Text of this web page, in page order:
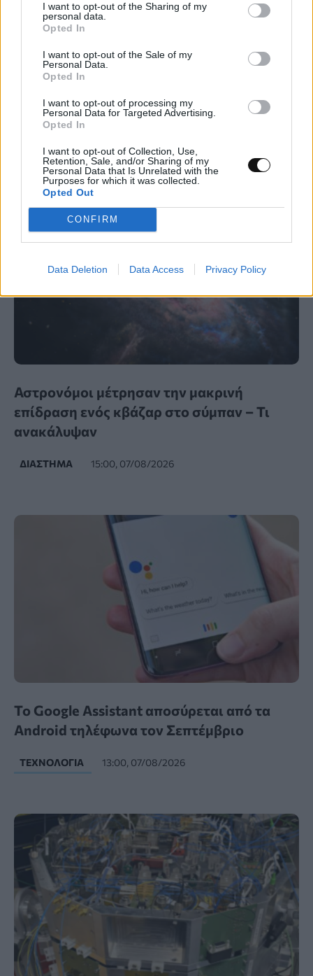
I want to opt-out of the Sharing of my
personal data.
Opted In
I want to opt-out of the Sale of my
Personal Data.
Opted In
I want to opt-out of processing my
Personal Data for Targeted Advertising.
Opted In
I want to opt-out of Collection, Use,
Retention, Sale, and/or Sharing of my
Personal Data that Is Unrelated with the
Purposes for which it was collected.
Opted Out
CONFIRM
Data Deletion Data Access Privacy Policy
AI μοντέλο της Meta απέκτησε πρόσβαση
ευπάθεια κατά τη διάρκεια δοκιμής
ΤΕΧΝΟΛΟΓΊΑ 17:00, 07/08/2026
Αστρονόμοι μέτρησαν την μακρινή
επίδραση ενός κβάζαρ στο σύμπαν – Τι
ανακάλυψαν
ΔΙΆΣΤΗΜΑ 15:00, 07/08/2026
Το Google Assistant αποσύρεται από τα
Android τηλέφωνα τον Σεπτέμβριο
ΤΕΧΝΟΛΟΓΊΑ 13:00, 07/08/2026